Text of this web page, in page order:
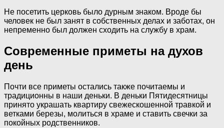
Не посетить церковь было дурным знаком. Вроде бы
человек не был занят в собственных делах и заботах, он
непременно был должен сходить на службу в храм.
Современные приметы на духов
день
Почти все приметы остались также почитаемы и
традиционны в наши деньки. В деньки Пятидесятницы
принято украшать квартиру свежескошенной травкой и
ветками березы, молиться в храме и ставить свечки за
покойных родственников.